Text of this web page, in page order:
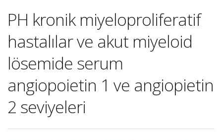
PH kronik miyeloproliferatif
hastalılar ve akut miyeloid
lösemide serum
angiopoietin 1 ve angiopietin
2 seviyeleri